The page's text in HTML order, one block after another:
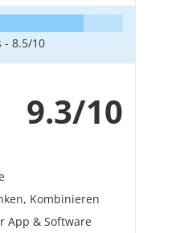
- 8.5/10
9.3/10
Kombinieren
App & Software